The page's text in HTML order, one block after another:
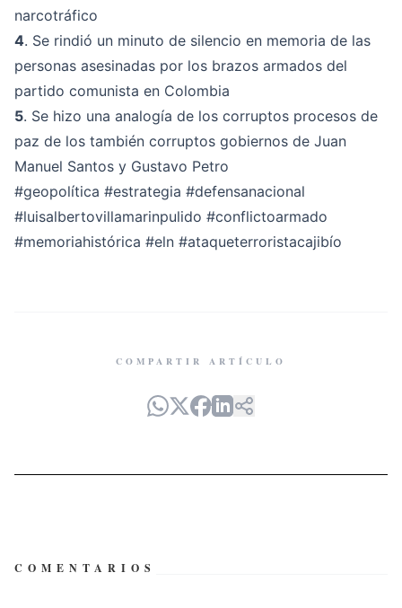
narcotráfico
4. Se rindió un minuto de silencio en memoria de las
personas asesinadas por los brazos armados del
partido comunista en Colombia
5. Se hizo una analogía de los corruptos procesos de
paz de los también corruptos gobiernos de Juan
Manuel Santos y Gustavo Petro
#geopolítica #estrategia #defensanacional
#luisalbertovillamarinpulido #conflictoarmado
#memoriahistórica #eln #ataqueterroristacajibío
COMPARTIR ARTÍCULO
COMENTARIOS